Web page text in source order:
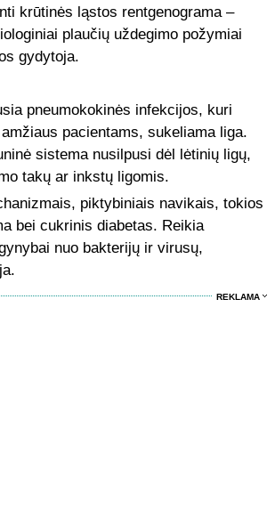
krūtinės ląstos rentgenograma –
plaučių uždegimo požymiai
gydytoja.
pneumokokinės infekcijos, kuri
pacientams, sukeliama liga.
sistema nusilpusi dėl lėtinių ligų,
takų ar inkstų ligomis.
piktybiniais navikais, tokios
bei cukrinis diabetas. Reikia
nuo bakterijų ir virusų,
REKLAMA